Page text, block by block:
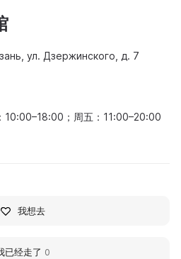
ул. Дзержинского, д. 7
10:00–18:00；周五：11:00–20:00
我想去
已经走了 0